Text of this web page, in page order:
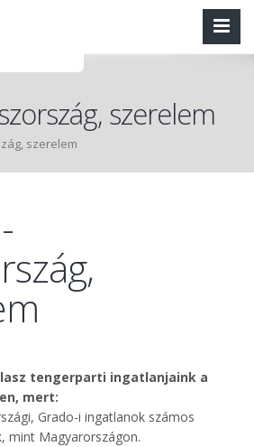
szerelem
szerelem
tengerparti ingatlanjaink a
mert:
Grado-i ingatlanok számos
mint Magyarországon.